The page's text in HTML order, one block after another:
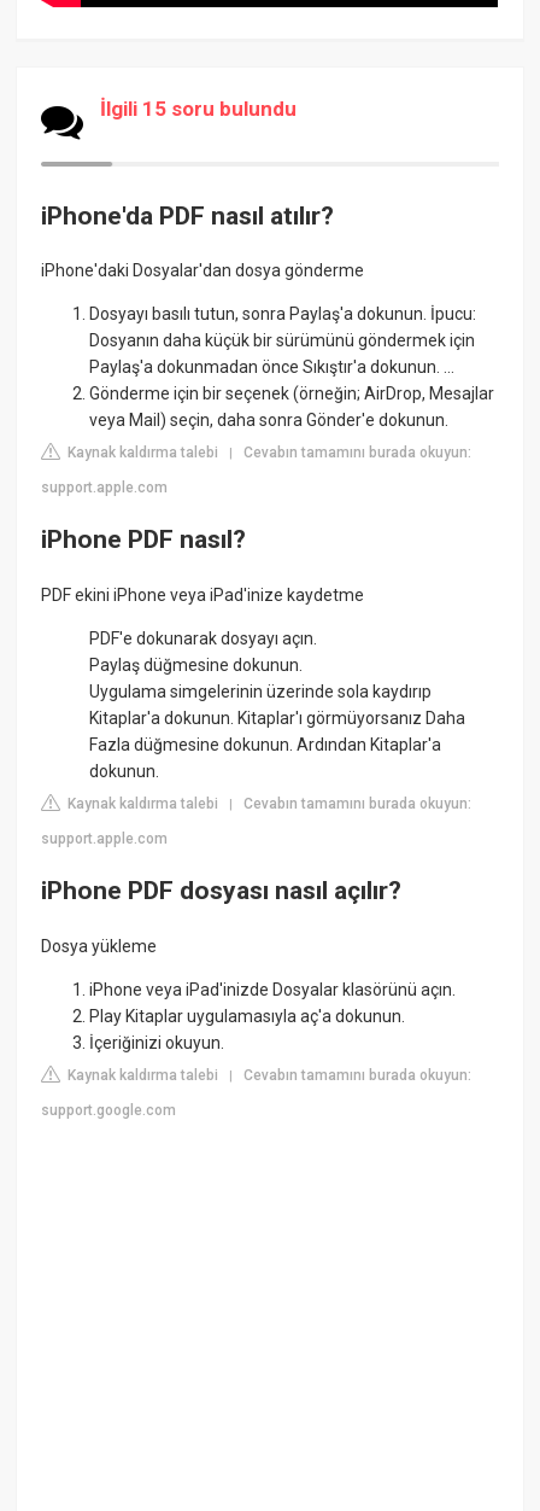
İlgili 15 soru bulundu
iPhone'da PDF nasıl atılır?
iPhone'daki Dosyalar'dan dosya gönderme
Dosyayı basılı tutun, sonra Paylaş'a dokunun. İpucu:
Dosyanın daha küçük bir sürümünü göndermek için
Paylaş'a dokunmadan önce Sıkıştır'a dokunun. ...
Gönderme için bir seçenek (örneğin; AirDrop, Mesajlar
veya Mail) seçin, daha sonra Gönder'e dokunun.
Kaynak kaldırma talebi |Cevabın tamamını burada okuyun:
support.apple.com
iPhone PDF nasıl?
PDF ekini iPhone veya iPad'inize kaydetme
PDF'e dokunarak dosyayı açın.
Paylaş düğmesine dokunun.
Uygulama simgelerinin üzerinde sola kaydırıp
Kitaplar'a dokunun. Kitaplar'ı görmüyorsanız Daha
Fazla düğmesine dokunun. Ardından Kitaplar'a
dokunun.
Kaynak kaldırma talebi |Cevabın tamamını burada okuyun:
support.apple.com
iPhone PDF dosyası nasıl açılır?
Dosya yükleme
iPhone veya iPad'inizde Dosyalar klasörünü açın.
Play Kitaplar uygulamasıyla aç'a dokunun.
İçeriğinizi okuyun.
Kaynak kaldırma talebi |Cevabın tamamını burada okuyun:
support.google.com